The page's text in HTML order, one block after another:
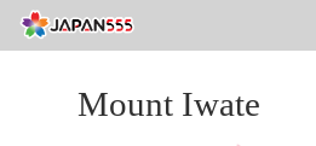
Mount Iwate